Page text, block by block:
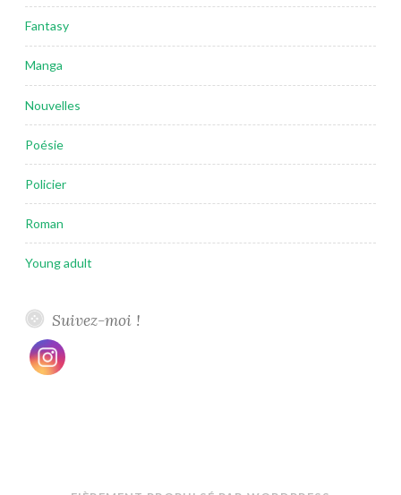
Fantasy
Manga
Nouvelles
Poésie
Policier
Roman
Young adult
Suivez-moi !